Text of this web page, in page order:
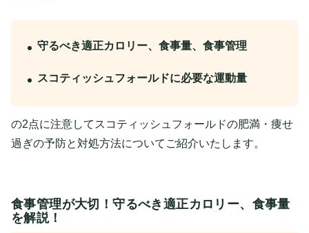
守るべき適正カロリー、食事量、食事管理
スコティッシュフォールドに必要な運動量
の2点に注意してスコティッシュフォールドの肥満・痩せ
過ぎの予防と対処方法についてご紹介いたします。
食事管理が大切！守るべき適正カロリー、食事量
を解説！